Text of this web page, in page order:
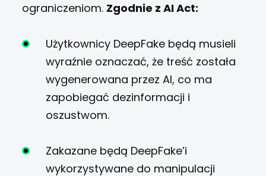
ograniczeniom. Zgodnie z AI Act:
Użytkownicy DeepFake będą musieli
wyraźnie oznaczać, że treść została
wygenerowana przez AI, co ma
zapobiegać dezinformacji i
oszustwom.
Zakazane będą DeepFake’i
wykorzystywane do manipulacji